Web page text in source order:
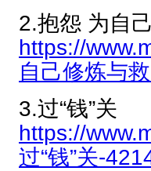
2.抱怨 为自
https://
自己修炼与
3.过“钱”关
https://
过“钱”关-